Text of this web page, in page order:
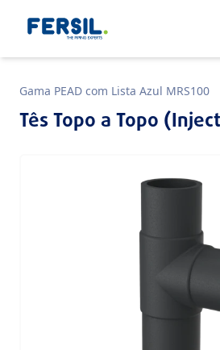
Gama PEAD com Lista Azul MRS100
Tês Topo a Topo